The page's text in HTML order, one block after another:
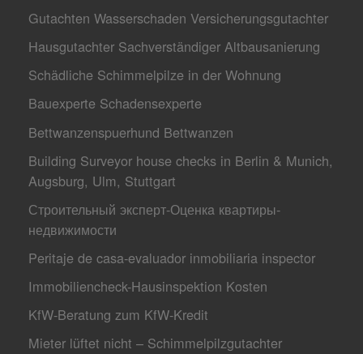
Gutachten Wasserschaden Versicherungsgutachter
Hausgutachter Sachverständiger Altbausanierung
Schädliche Schimmelpilze in der Wohnung
Bauexperte Schadensexperte
Bettwanzenspuerhund Bettwanzen
Building Surveyor house checks in Berlin & Munich,
Augsburg, Ulm, Stuttgart
Строительный эксперт-Оценкa квартиры-
недвижимости
Peritaje de casa-evaluador inmobiliaria inspector
Immobiliencheck-Hausinspektion Kosten
KfW-Beratung zum KfW-Kredit
Mieter lüftet nicht – Schimmelpilzgutachter